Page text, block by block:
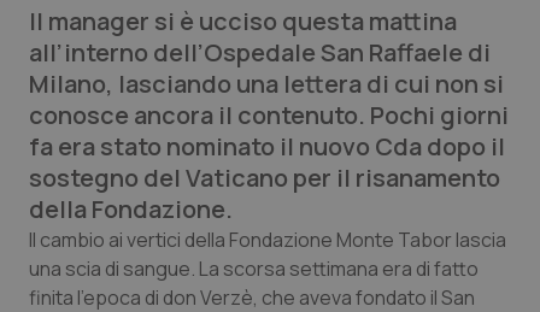
Studi e Analisi
Lettere al direttore
Edizioni Regionali
QS Pro
Professionisti Sanitari.AI
Il manager si è ucciso questa mattina
all’interno dell’Ospedale San Raffaele di
Milano, lasciando una lettera di cui non si
conosce ancora il contenuto. Pochi giorni
fa era stato nominato il nuovo Cda dopo il
sostegno del Vaticano per il risanamento
della Fondazione.
Il cambio ai vertici della Fondazione Monte Tabor lascia
una scia di sangue. La scorsa settimana era di fatto
finita l’epoca di don Verzè, che aveva fondato il San